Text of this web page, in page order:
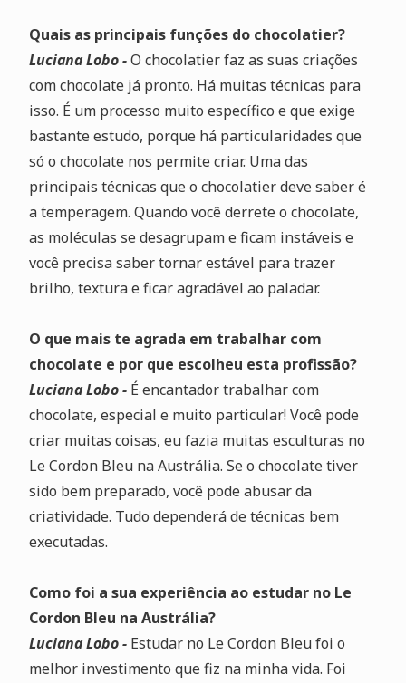
Quais as principais funções do chocolatier?
Luciana Lobo -O chocolatier faz as suas criações
com chocolate já pronto. Há muitas técnicas para
isso. É um processo muito específico e que exige
bastante estudo, porque há particularidades que
só o chocolate nos permite criar. Uma das
principais técnicas que o chocolatier deve saber é
a temperagem. Quando você derrete o chocolate,
as moléculas se desagrupam e ficam instáveis e
você precisa saber tornar estável para trazer
brilho, textura e ficar agradável ao paladar.
O que mais te agrada em trabalhar com
chocolate e por que escolheu esta profissão?
Luciana Lobo - É encantador trabalhar com
chocolate, especial e muito particular! Você pode
criar muitas coisas, eu fazia muitas esculturas no
Le Cordon Bleu na Austrália. Se o chocolate tiver
sido bem preparado, você pode abusar da
criatividade. Tudo dependerá de técnicas bem
executadas.
Como foi a sua experiência ao estudar no Le
Cordon Bleu na Austrália?
Luciana Lobo - Estudar no Le Cordon Bleu foi o
melhor investimento que fiz na minha vida. Foi